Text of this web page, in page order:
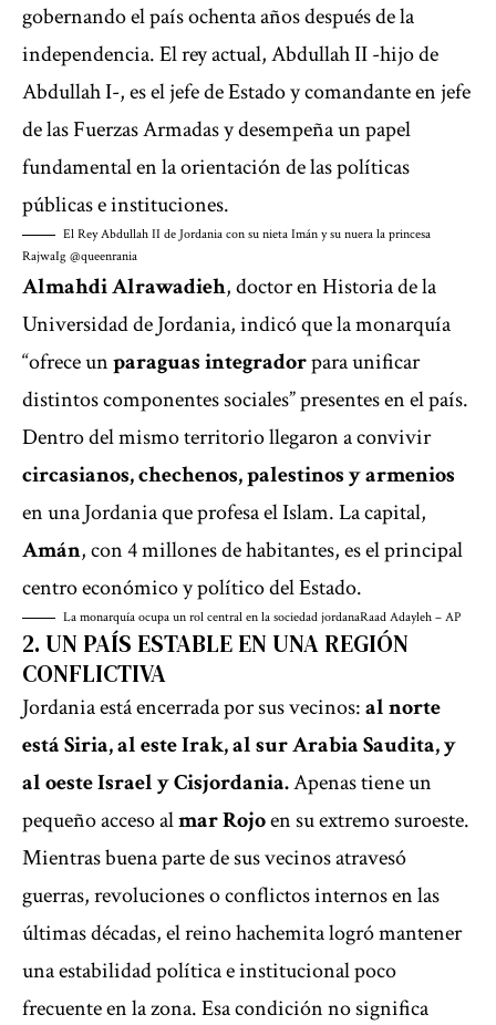
gobernando el país ochenta años después de la
independencia. El rey actual, Abdullah II -hijo de
Abdullah I-, es el jefe de Estado y comandante en jefe
de las Fuerzas Armadas y desempeña un papel
fundamental en la orientación de las políticas
públicas e instituciones.
El Rey Abdullah II de Jordania con su nieta Imán y su nuera la princesa
RajwaIg @queenrania
Almahdi Alrawadieh, doctor en Historia de la
Universidad de Jordania, indicó que la monarquía
“ofrece unparaguas integradorpara unificar
distintos componentes sociales” presentes en el país.
Dentro del mismo territorio llegaron a convivir
circasianos, chechenos, palestinos y armenios
en una Jordania que profesa el Islam. La capital,
Amán, con 4 millones de habitantes, es el principal
centro económico y político del Estado.
La monarquía ocupa un rol central en la sociedad jordanaRaad Adayleh – AP
2. UN PAÍS ESTABLE EN UNA REGIÓN
CONFLICTIVA
Jordania está encerrada por sus vecinos:al norte
está Siria, al este Irak, al sur Arabia Saudita, y
al oeste Israel y Cisjordania.Apenas tiene un
pequeño acceso almar Rojoen su extremo suroeste.
Mientras buena parte de sus vecinos atravesó
guerras, revoluciones o conflictos internos en las
últimas décadas, el reino hachemita logró mantener
una estabilidad política e institucional poco
frecuente en la zona. Esa condición no significa